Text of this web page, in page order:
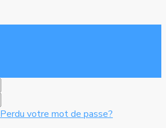
Perdu votre mot de passe?